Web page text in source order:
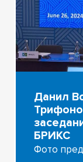
Данил
БРИКС
Фото